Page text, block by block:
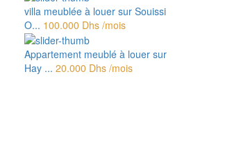
villa meublée à louer sur Souissi
O... 100.000 Dhs /mois
Appartement meublé à louer sur
Hay ... 20.000 Dhs /mois